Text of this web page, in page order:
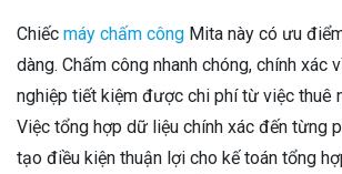
Chiếc máy chấm công Mita này có ưu
dàng. Chấm công nhanh chóng, chính xác
nghiệp tiết kiệm được chi phí từ việc thuê
Việc tổng hợp dữ liệu chính xác đến từng
tạo điều kiện thuận lợi cho kế toán tổng